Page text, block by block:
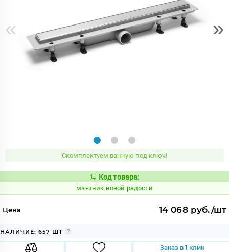
« »
Скомплектуем ванную под ключ!
Код:
930077
Код товара:
маятник новой радости
Цена 14 068 руб./шт
НАЛИЧИЕ: 657 ШТ
Заказ в 1 клик